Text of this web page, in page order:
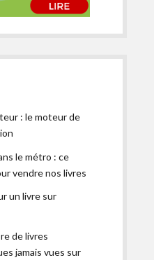
: le moteur de
le métro : ce
vendre nos livres
un livre sur
de livres
jamais vues sur